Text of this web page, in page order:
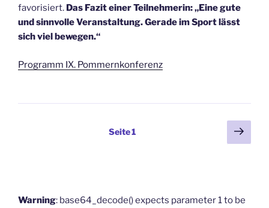
favorisiert. Das Fazit einer Teilnehmerin: „Eine gute
und sinnvolle Veranstaltung. Gerade im Sport lässt
sich viel bewegen.“
Programm IX. Pommernkonferenz
Beitragsnavigation
Seite1
Warning: base64_decode() expects parameter 1 to be